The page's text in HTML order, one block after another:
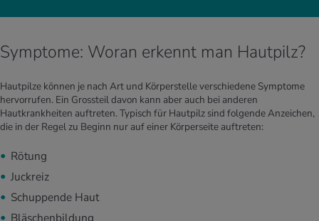
Symptome: Woran erkennt man Hautpilz?
Hautpilze können je nach Art und Körperstelle verschiedene Symptome
hervorrufen. Ein Grossteil davon kann aber auch bei anderen
Hautkrankheiten auftreten. Typisch für Hautpilz sind folgende Anzeichen,
die in der Regel zu Beginn nur auf einer Körperseite auftreten:
Rötung
Juckreiz
Schuppende Haut